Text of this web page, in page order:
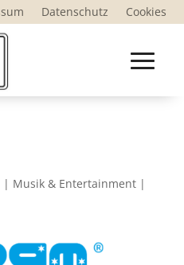
Datenschutz Cookies
| Musik & Entertainment|